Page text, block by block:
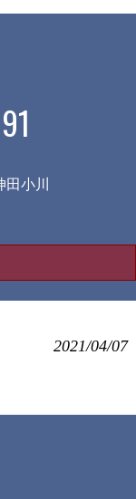
小川
2021/04/07